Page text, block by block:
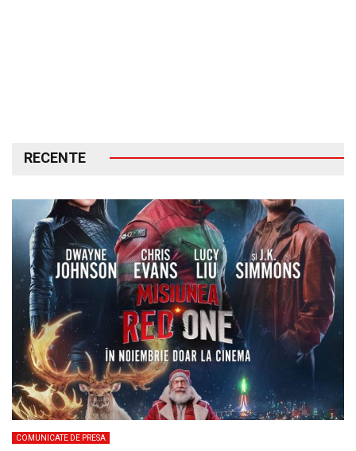
RECENTE
COMUNICATE DE PRESA